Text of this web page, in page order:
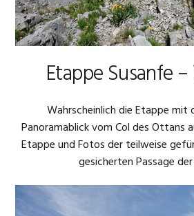
Etappe Susanfe
Wahrscheinlich die Etappe mit
Panoramablick vom Col des Ottans
Etappe und Fotos der teilweise
gesicherten Passage